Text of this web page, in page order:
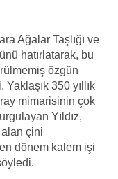
Ağalar Taşlığı ve
hatırlatarak, bu
özgün
Yaklaşık 350 yıllık
mimarisinin çok
Yıldız,
çini
dönem kalem işi